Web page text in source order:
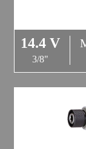
14.4 V
3/8"